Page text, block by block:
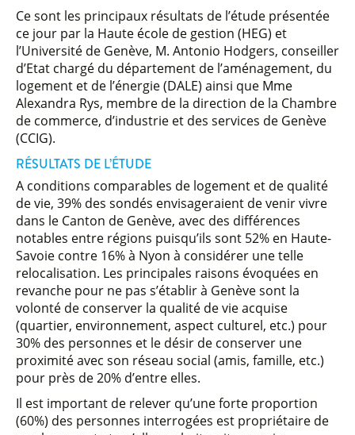
Ce sont les principaux résultats de l’étude présentée
ce jour par la Haute école de gestion (HEG) et
l’Université de Genève, M. Antonio Hodgers, conseiller
d’Etat chargé du département de l’aménagement, du
logement et de l’énergie (DALE) ainsi que Mme
Alexandra Rys, membre de la direction de la Chambre
de commerce, d’industrie et des services de Genève
(CCIG).
RÉSULTATS DE L’ÉTUDE
A conditions comparables de logement et de qualité
de vie, 39% des sondés envisageraient de venir vivre
dans le Canton de Genève, avec des différences
notables entre régions puisqu’ils sont 52% en Haute-
Savoie contre 16% à Nyon à considérer une telle
relocalisation. Les principales raisons évoquées en
revanche pour ne pas s’établir à Genève sont la
volonté de conserver la qualité de vie acquise
(quartier, environnement, aspect culturel, etc.) pour
30% des personnes et le désir de conserver une
proximité avec son réseau social (amis, famille, etc.)
pour près de 20% d’entre elles.
Il est important de relever qu’une forte proportion
(60%) des personnes interrogées est propriétaire de